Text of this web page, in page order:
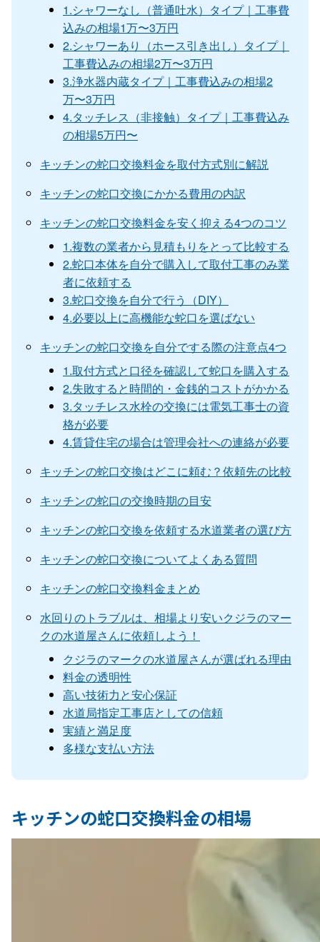
1.シャワーなし（普通吐水）タイプ｜工事費
込みの相場1万〜3万円
2.シャワーあり（ホース引き出し）タイプ｜
工事費込みの相場2万〜3万円
3.浄水器内蔵タイプ｜工事費込みの相場2
万〜3万円
4.タッチレス（非接触）タイプ｜工事費込み
の相場5万円〜
キッチンの蛇口交換料金を取付方式別に解説
キッチンの蛇口交換にかかる費用の内訳
キッチンの蛇口交換料金を安く抑える4つのコツ
1.複数の業者から見積もりをとって比較する
2.蛇口本体を自分で購入して取付工事のみ業
者に依頼する
3.蛇口交換を自分で行う（DIY）
4.必要以上に高機能な蛇口を選ばない
キッチンの蛇口交換を自分でする際の注意点4つ
1.取付方式と口径を確認して蛇口を購入する
2.失敗すると時間的・金銭的コストがかかる
3.タッチレス水栓の交換には電気工事士の資
格が必要
4.賃貸住宅の場合は管理会社への連絡が必要
キッチンの蛇口交換はどこに頼む？依頼先の比較
キッチンの蛇口の交換時期の目安
キッチンの蛇口交換を依頼する水道業者の選び方
キッチンの蛇口交換についてよくある質問
キッチンの蛇口交換料金まとめ
水回りのトラブルは、相場より安いクジラのマー
クの水道屋さんに依頼しよう！
クジラのマークの水道屋さんが選ばれる理由
料金の透明性
高い技術力と安心保証
水道局指定工事店としての信頼
実績と満足度
多様な支払い方法
キッチンの蛇口交換料金の相場